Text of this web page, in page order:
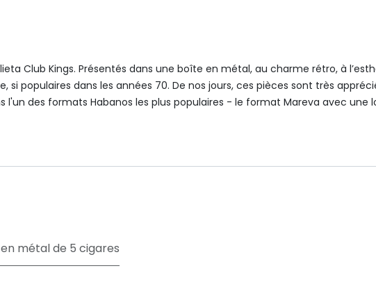
Club Kings. Présentés dans une boîte en métal, au charme rétro, à
populaires dans les années 70. De nos jours, ces pièces sont très
des formats Habanos les plus populaires - le format Mareva avec une
métal de 5 cigares